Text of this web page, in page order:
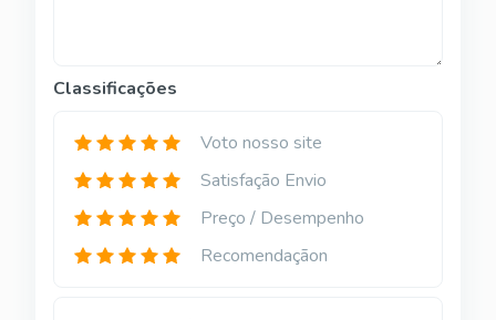
Classificações
Voto nosso site
Satisfação Envio
Preço / Desempenho
Recomendaçãon